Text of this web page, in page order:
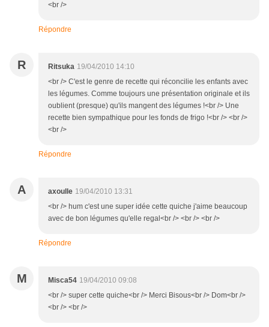
<br />
Répondre
R Ritsuka 19/04/2010 14:10
<br /> C'est le genre de recette qui réconcilie les enfants avec
les légumes. Comme toujours une présentation originale et ils
oublient (presque) qu'ils mangent des légumes !<br /> Une
recette bien sympathique pour les fonds de frigo !<br /> <br />
<br />
Répondre
A axoulle 19/04/2010 13:31
<br /> hum c'est une super idée cette quiche j'aime beaucoup
avec de bon légumes qu'elle regal<br /> <br /> <br />
Répondre
M Misca54 19/04/2010 09:08
<br /> super cette quiche<br /> Merci Bisous<br /> Dom<br />
<br /> <br />